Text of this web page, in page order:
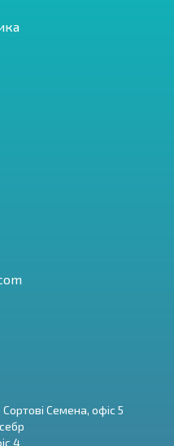
Сортові Семена, офіс 5
4